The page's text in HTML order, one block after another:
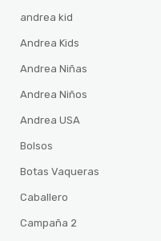
andrea kid
Andrea Kids
Andrea Niñas
Andrea Niños
Andrea USA
Bolsos
Botas Vaqueras
Caballero
Campaña 2